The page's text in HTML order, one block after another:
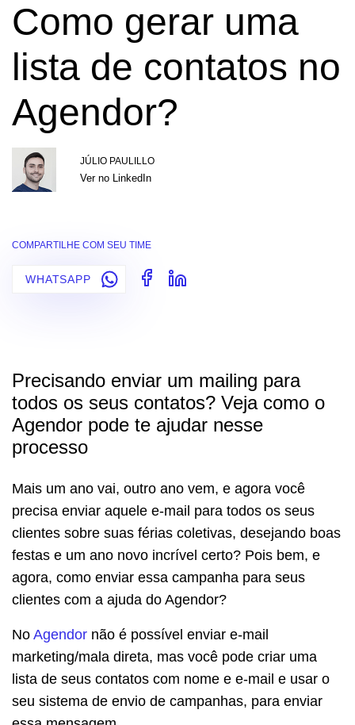
Como gerar uma
lista de contatos no
Agendor?
JÚLIO PAULILLO
Ver no LinkedIn
COMPARTILHE COM SEU TIME
WHATSAPP
Precisando enviar um mailing para
todos os seus contatos? Veja como o
Agendor pode te ajudar nesse
processo
Mais um ano vai, outro ano vem, e agora você
precisa enviar aquele e-mail para todos os seus
clientes sobre suas férias coletivas, desejando boas
festas e um ano novo incrível certo? Pois bem, e
agora, como enviar essa campanha para seus
clientes com a ajuda do Agendor?
No Agendor não é possível enviar e-mail
marketing/mala direta, mas você pode criar uma
lista de seus contatos com nome e e-mail e usar o
seu sistema de envio de campanhas, para enviar